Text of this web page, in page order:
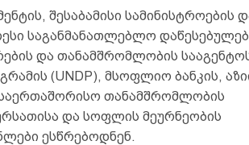
შესაბამისი სამინისტროების
საგანმანათლებლო
და თანამშრომლობის
(UNDP), მსოფლიო ბანკის,
საერთაშორისო თანამშრომლობის
და სოფლის მეურნეობის
ესწრებოდნენ.